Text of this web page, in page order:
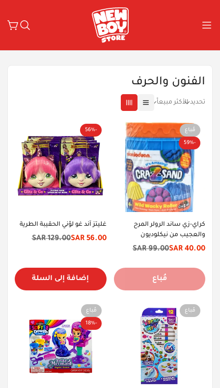
الفنون والحرف
تحديد الأكثر مبيعاً
مُباع
-59%
كراي-زي ساند الرولر المرح
والعجيب من نيكلوديون
سعر
40.00 SAR
السعر
99.00 SAR
مُباع
-56%
غليتز آند غو لوّني الحقيبة الطرية
سعر
56.00 SAR
السعر
129.00 SAR
إضافة إلى السلة
مُباع مُباع
-18%